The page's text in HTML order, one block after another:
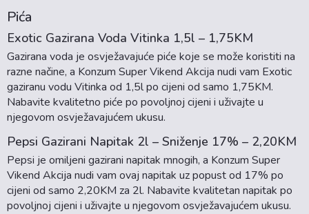
Pića
Exotic Gazirana Voda Vitinka 1,5l – 1,75KM
Gazirana voda je osvježavajuće piće koje se može koristiti na
razne načine, a Konzum Super Vikend Akcija nudi vam Exotic
gaziranu vodu Vitinka od 1,5l po cijeni od samo 1,75KM.
Nabavite kvalitetno piće po povoljnoj cijeni i uživajte u
njegovom osvježavajućem ukusu.
Pepsi Gazirani Napitak 2l – Sniženje 17% – 2,20KM
Pepsi je omiljeni gazirani napitak mnogih, a Konzum Super
Vikend Akcija nudi vam ovaj napitak uz popust od 17% po
cijeni od samo 2,20KM za 2l. Nabavite kvalitetan napitak po
povoljnoj cijeni i uživajte u njegovom osvježavajućem ukusu.